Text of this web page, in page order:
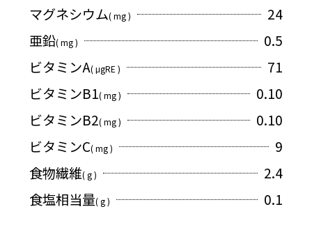
マグネシウム( mg )
24
亜鉛( mg )
0.5
ビタミンA( μgRE )
71
ビタミンB1( mg )
0.10
ビタミンB2( mg )
0.10
ビタミンC( mg )
9
食物繊維( g )
2.4
食塩相当量( g ) 0.1